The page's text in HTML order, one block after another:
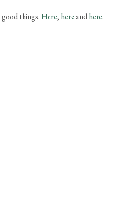
good things.Here, hereandhere.